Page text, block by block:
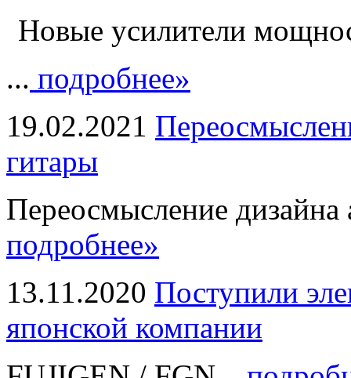
Новые усилители
... подробнее»
19.02.2021
гитары
Переосмысление дизайна
подробнее»
13.11.2020 Поступили
японской компании